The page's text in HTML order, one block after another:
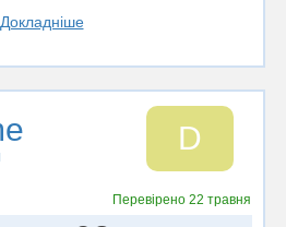
Докладніше
D
Перевірено22 травня